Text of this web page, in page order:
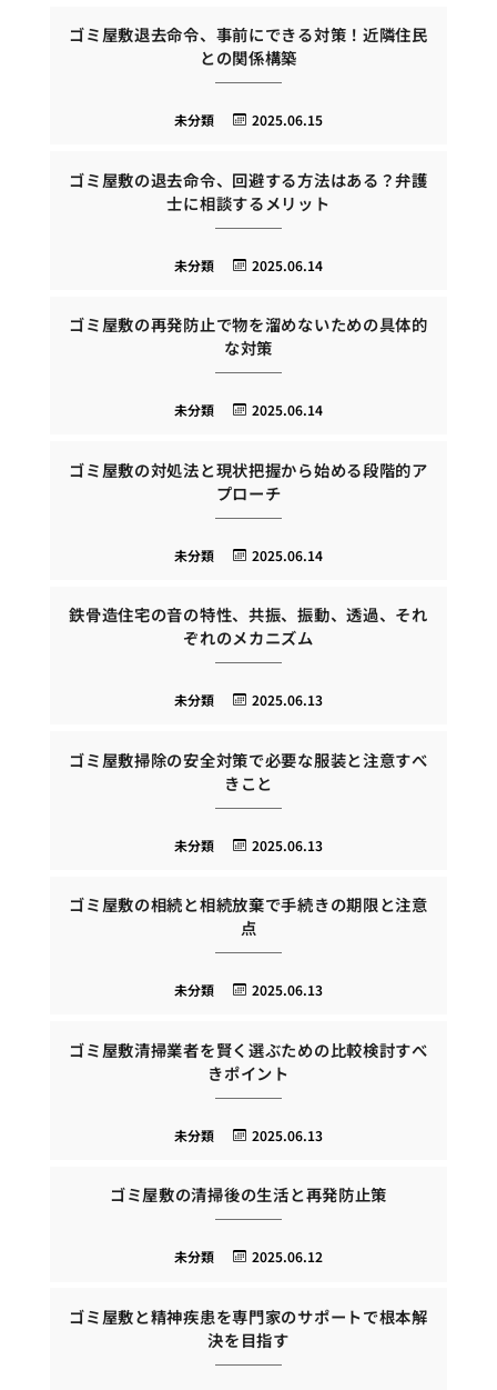
ゴミ屋敷退去命令、事前にできる対策！近隣住民
との関係構築
2025.06.15
未分類
ゴミ屋敷の退去命令、回避する方法はある？弁護
士に相談するメリット
2025.06.14
未分類
ゴミ屋敷の再発防止で物を溜めないための具体的
な対策
2025.06.14
未分類
ゴミ屋敷の対処法と現状把握から始める段階的ア
プローチ
2025.06.14
未分類
鉄骨造住宅の音の特性、共振、振動、透過、それ
ぞれのメカニズム
2025.06.13
未分類
ゴミ屋敷掃除の安全対策で必要な服装と注意すべ
きこと
2025.06.13
未分類
ゴミ屋敷の相続と相続放棄で手続きの期限と注意
点
2025.06.13
未分類
ゴミ屋敷清掃業者を賢く選ぶための比較検討すべ
きポイント
2025.06.13
未分類
ゴミ屋敷の清掃後の生活と再発防止策
2025.06.12
未分類
ゴミ屋敷と精神疾患を専門家のサポートで根本解
決を目指す